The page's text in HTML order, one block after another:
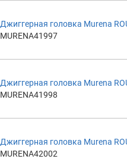
Джиггерная головка Murena
MURENA41997
Джиггерная головка Murena
MURENA41998
Джиггерная головка Murena
MURENA42002